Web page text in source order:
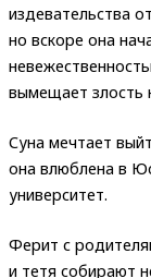
издевательства
но вскоре она
вымещает злость
Суна мечтает
она влюблена в
университет.
Ферит с
и тетя собирают